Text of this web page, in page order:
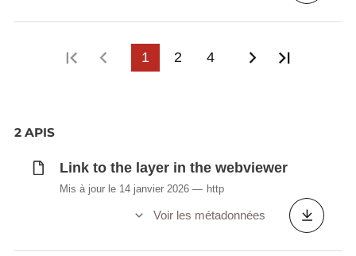
Première page
Page précédente
1 2 4 Page
2 APIS
Link to the layer in the webviewer
Mis à jour le 14 janvier 2026 http
Voir les métadonnées